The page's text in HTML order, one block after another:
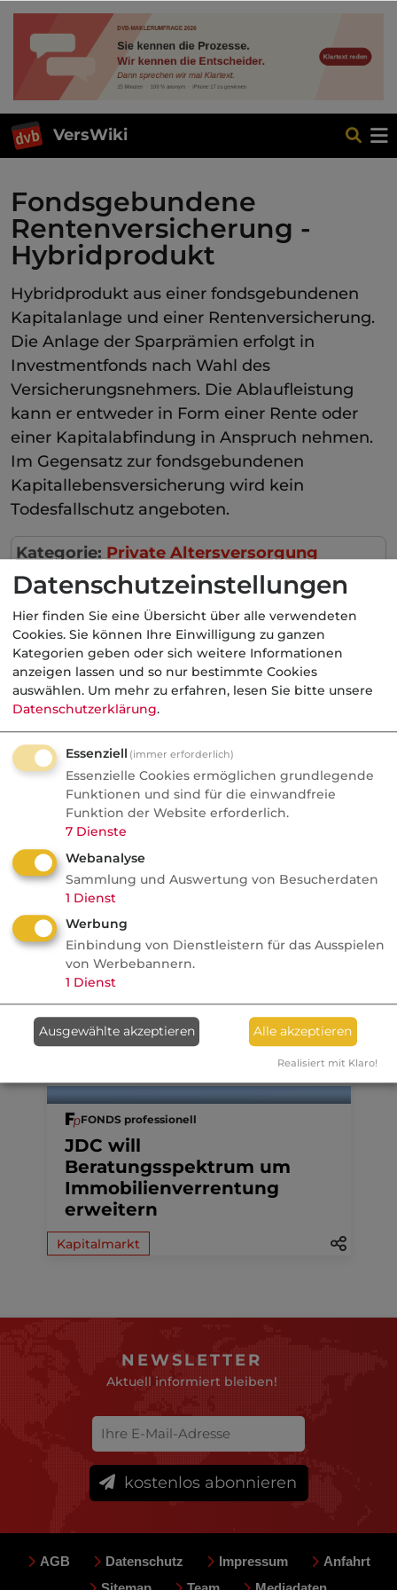
VersWiki
Fondsgebundene
Rentenversicherung -
Hybridprodukt
Hybridprodukt aus einer fondsgebundenen
Kapitalanlage und einer Rentenversicherung.
Die Anlage der Sparprämien erfolgt in
Investmentfonds nach Wahl des
Versicherungsnehmers. Die Ablaufleistung
kann er entweder in Form einer Rente oder
einer Kapitalabfindung in Anspruch nehmen.
Im Gegensatz zur fondsgebundenen
Kapitallebensversicherung wird kein
Todesfallschutz angeboten.
Kategorie: Private Altersversorgung
AktuelleNachrichten
07.08.2026
FONDS professionell
Studie: Ungleiche
Besteuerung begünstigte
Französische Revolution
Politik
Anzeige
Ein MVP-Wechsel kostet
Monate, Nerven und Geld
FONDS professionell
JDC will
Beratungsspektrum um
Immobilienverrentung
erweitern
Kapitalmarkt
NEWSLETTER
Aktuell informiert bleiben!
kostenlos abonnieren
AGB Datenschutz Impressum
Anfahrt
Datenschutzeinstellungen
Hier finden Sie eine Übersicht über alle verwendeten
Cookies. Sie können Ihre Einwilligung zu ganzen
Kategorien geben oder sich weitere Informationen
anzeigen lassen und so nur bestimmte Cookies
auswählen. Um mehr zu erfahren, lesen Sie bitte unsere
Datenschutzerklärung.
Essenziell (immer erforderlich)
Essenzielle Cookies ermöglichen grundlegende
Funktionen und sind für die einwandfreie
Funktion der Website erforderlich.
7 Dienste
Webanalyse
Sammlung und Auswertung von Besucherdaten
1 Dienst
Werbung
Einbindung von Dienstleistern für das Ausspielen
von Werbebannern.
1 Dienst
Ausgewählte akzeptieren Alle akzeptieren
Realisiert mit Klaro!